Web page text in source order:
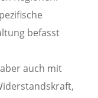
befasst
auch mit